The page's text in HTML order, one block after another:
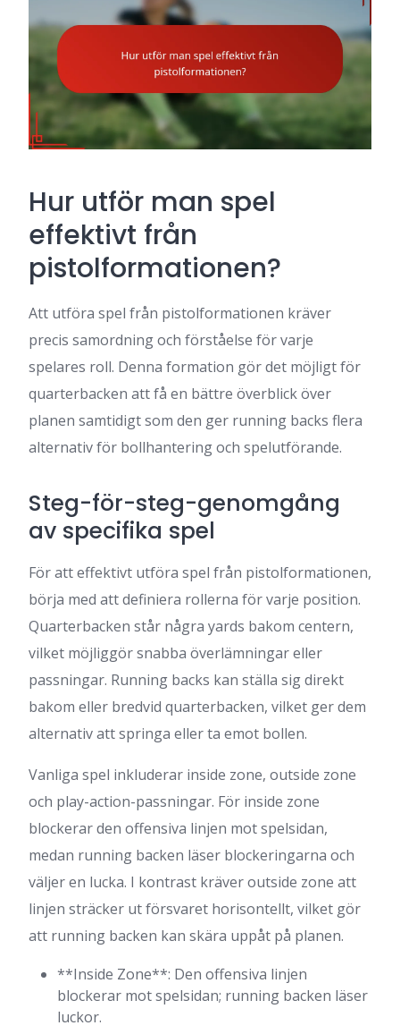
Hur utför man spel
effektivt från
pistolformationen?
Att utföra spel från pistolformationen kräver
precis samordning och förståelse för varje
spelares roll. Denna formation gör det möjligt för
quarterbacken att få en bättre överblick över
planen samtidigt som den ger running backs flera
alternativ för bollhantering och spelutförande.
Steg-för-steg-genomgång
av specifika spel
För att effektivt utföra spel från pistolformationen,
börja med att definiera rollerna för varje position.
Quarterbacken står några yards bakom centern,
vilket möjliggör snabba överlämningar eller
passningar. Running backs kan ställa sig direkt
bakom eller bredvid quarterbacken, vilket ger dem
alternativ att springa eller ta emot bollen.
Vanliga spel inkluderar inside zone, outside zone
och play-action-passningar. För inside zone
blockerar den offensiva linjen mot spelsidan,
medan running backen läser blockeringarna och
väljer en lucka. I kontrast kräver outside zone att
linjen sträcker ut försvaret horisontellt, vilket gör
att running backen kan skära uppåt på planen.
**Inside Zone**: Den offensiva linjen
blockerar mot spelsidan; running backen läser
luckor.